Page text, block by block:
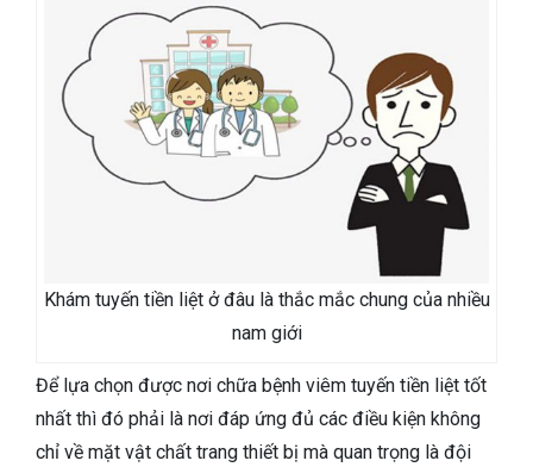
Khám tuyến tiền liệt ở đâu là thắc mắc chung của nhiều
nam giới
Để lựa chọn được nơi chữa bệnh viêm tuyến tiền liệt tốt
nhất thì đó phải là nơi đáp ứng đủ các điều kiện không
chỉ về mặt vật chất trang thiết bị mà quan trọng là đội